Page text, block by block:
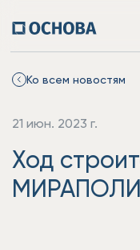
Ко всем новостям
21 июн. 2023 г.
Ход